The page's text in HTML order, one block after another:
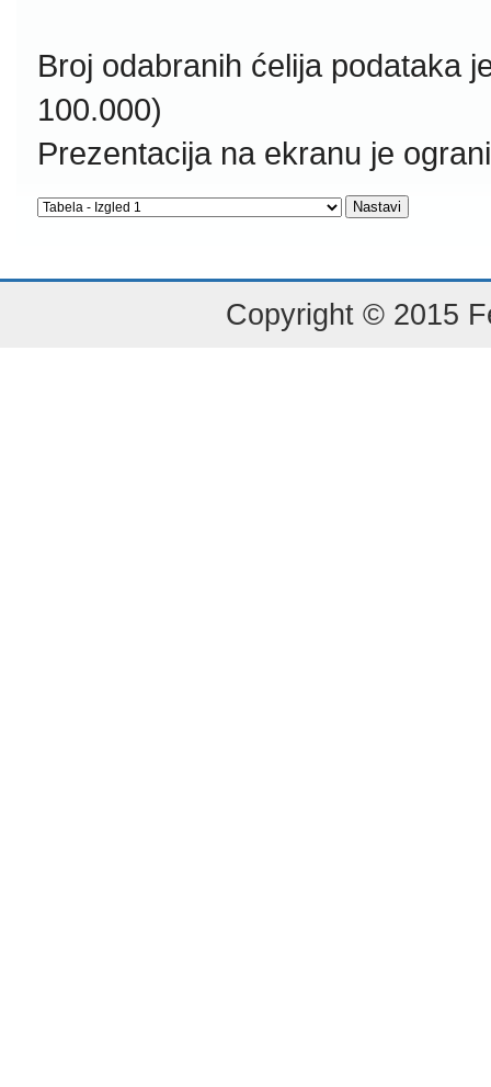
Broj odabranih ćelija podataka
100.000)
Prezentacija na ekranu je
Copyright © 2015